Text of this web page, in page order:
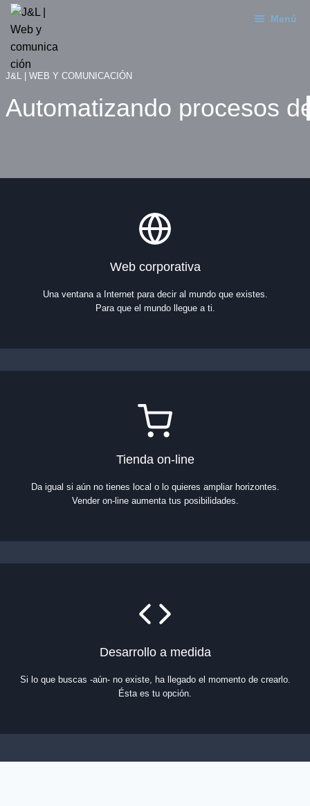
navegación
contenido
Menú
J&L | WEB Y COMUNICACIÓN
Automatizando procesos
Web corporativa
Una ventana a Internet para decir al mundo que existes.
Para que el mundo llegue a ti.
Tienda on-line
Da igual si aún no tienes local o lo quieres ampliar horizontes.
Vender on-line aumenta tus posibilidades.
Desarrollo a medida
Si lo que buscas -aún- no existe, ha llegado el momento de crearlo.
Ésta es tu opción.